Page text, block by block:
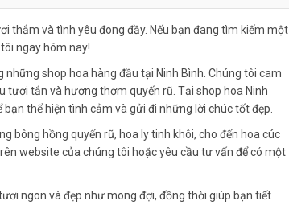
thắm và tình yêu đong đầy. Nếu bạn đang tìm kiếm một
ngay hôm nay!
shop hoa hàng đầu tại Ninh Bình. Chúng tôi cam
tắn và hương thơm quyến rũ. Tại shop hoa Ninh
thể hiện tình cảm và gửi đi những lời chúc tốt đẹp.
bông hồng quyến rũ, hoa ly tinh khôi, cho đến hoa cúc
website của chúng tôi hoặc yêu cầu tư vấn để có một
ngon và đẹp như mong đợi, đồng thời giúp bạn tiết